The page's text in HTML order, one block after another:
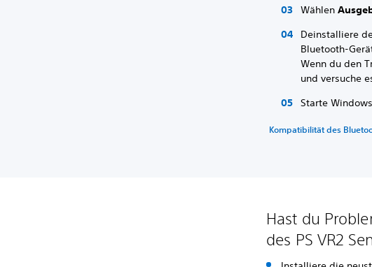
Wählen
Deinstalliere
Bluetooth-
Wenn du den
und versuche
Starte
Kompatibilität des
Hast du
des PS VR2